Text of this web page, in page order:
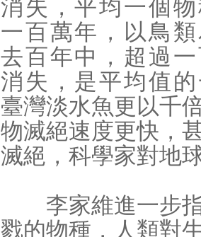
消失，平均一個
一百萬年，以鳥
去百年中，超過
消失，是平均值
臺灣淡水魚更以千
物滅絕速度更快，
滅絕，科學家對地
李家維進一步指
戮的物種，人類對